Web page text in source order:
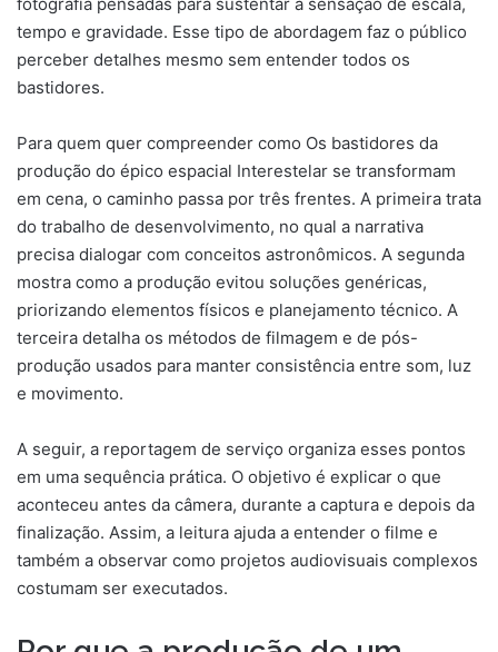
fotografia pensadas para sustentar a sensação de escala,
tempo e gravidade. Esse tipo de abordagem faz o público
perceber detalhes mesmo sem entender todos os
bastidores.
Para quem quer compreender como Os bastidores da
produção do épico espacial Interestelar se transformam
em cena, o caminho passa por três frentes. A primeira trata
do trabalho de desenvolvimento, no qual a narrativa
precisa dialogar com conceitos astronômicos. A segunda
mostra como a produção evitou soluções genéricas,
priorizando elementos físicos e planejamento técnico. A
terceira detalha os métodos de filmagem e de pós-
produção usados para manter consistência entre som, luz
e movimento.
A seguir, a reportagem de serviço organiza esses pontos
em uma sequência prática. O objetivo é explicar o que
aconteceu antes da câmera, durante a captura e depois da
finalização. Assim, a leitura ajuda a entender o filme e
também a observar como projetos audiovisuais complexos
costumam ser executados.